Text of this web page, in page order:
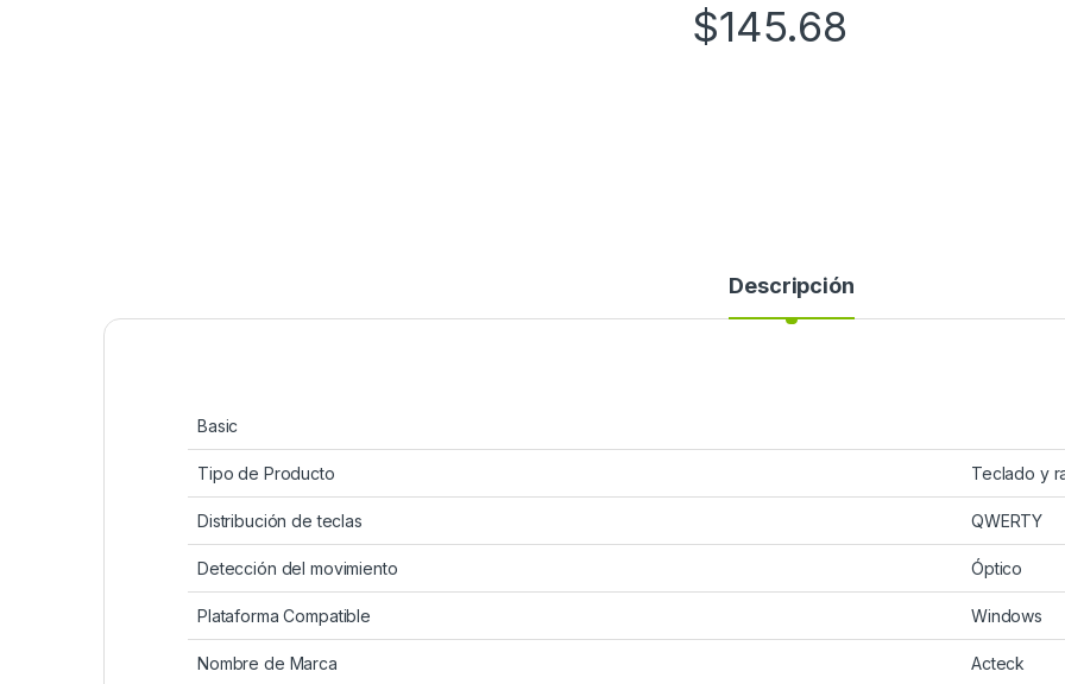
$145.68
Descripción
Basic
Tipo de Producto Teclado y
Distribución de teclas QWERTY
Detección del movimiento Óptico
Plataforma Compatible Windows
Nombre de Marca Acteck